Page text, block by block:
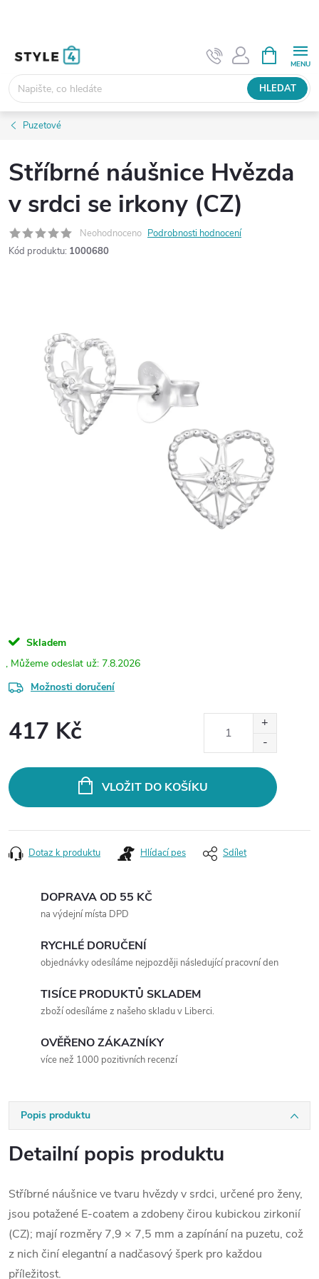
HLEDAT
NÁKUPNÍ
KOŠÍK
Puzetové
Stříbrné náušnice Hvězda
v srdci se irkony (CZ)
Neohodnoceno Podrobnosti hodnocení
Kód produktu: 1000680
Skladem
7.8.2026
Možnosti doručení
417 Kč
VLOŽIT DO KOŠÍKU
Dotaz k produktu Hlídací pes Sdílet
DOPRAVA OD 55 KČ
na výdejní místa DPD
RYCHLÉ DORUČENÍ
objednávky odesíláme nejpozději následující pracovní den
TISÍCE PRODUKTŮ SKLADEM
zboží odesíláme z našeho skladu v Liberci.
OVĚŘENO ZÁKAZNÍKY
více než 1000 pozitivních recenzí
Popis produktu
Detailní popis produktu
Stříbrné náušnice ve tvaru hvězdy v srdci, určené pro ženy,
jsou potažené E-coatem a zdobeny čirou kubickou zirkonií
(CZ); mají rozměry 7,9 × 7,5 mm a zapínání na puzetu, což
z nich činí elegantní a nadčasový šperk pro každou
příležitost.